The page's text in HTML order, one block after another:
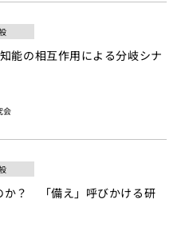
能の相互作用による分岐シナ
会
か？ 「備え」呼びかける研